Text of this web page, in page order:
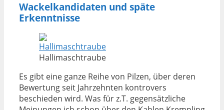
Wackelkandidaten und späte
Erkenntnisse
Hallimaschtraube
Es gibt eine ganze Reihe von Pilzen, über deren
Bewertung seit Jahrzehnten kontrovers
beschieden wird. Was für z.T. gegensätzliche